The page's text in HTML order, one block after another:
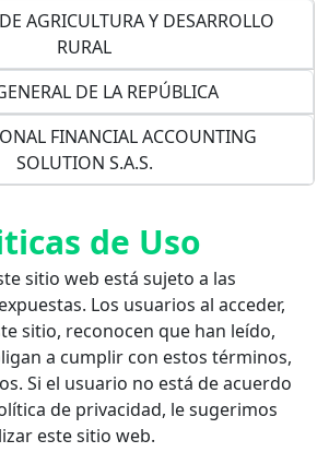
AGRICULTURA Y DESARROLLO
RURAL
DE LA REPÚBLICA
FINANCIAL ACCOUNTING
SOLUTION S.A.S.
de Uso
sitio web está sujeto a las
Los usuarios al acceder,
sitio, reconocen que han leído,
a cumplir con estos términos,
Si el usuario no está de acuerdo
de privacidad, le sugerimos
este sitio web.